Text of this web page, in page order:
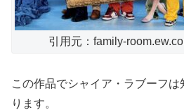
引用元：family-
この作品でシャイア・ラブーフ
ります。